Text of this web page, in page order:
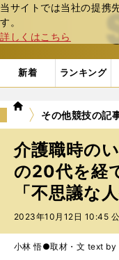
当サイトでは当社の提携
す。
詳しくはこちら
web Sportiva (web
新着 ランキング
we
ポ
ル
テ
ー
その他競技の記
介護職時の
の20代を経
「不思議な
2023年10月12日 10:45
小林 悟●取材・文 text